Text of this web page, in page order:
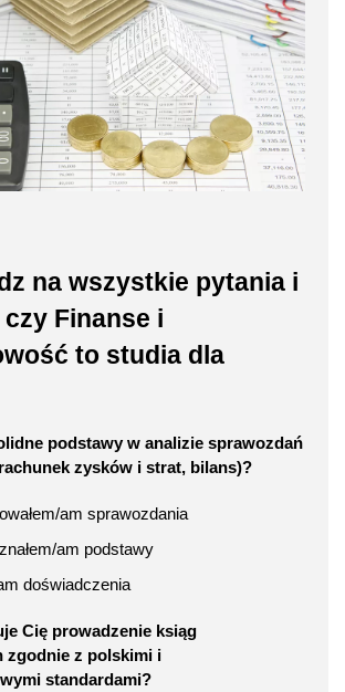
na wszystkie pytania i
Finanse i
to studia dla
podstawy w analizie sprawozdań
zysków i strat, bilans)?
am sprawozdania
am podstawy
doświadczenia
Cię prowadzenie ksiąg
zgodnie z polskimi i
standardami?